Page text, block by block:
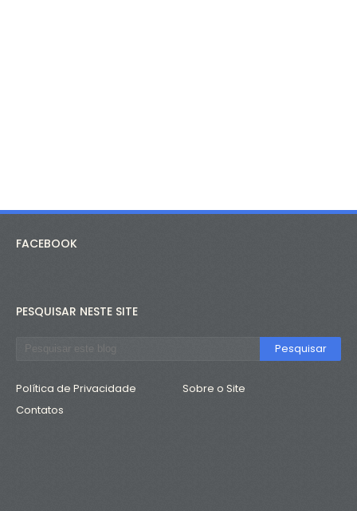
FACEBOOK
PESQUISAR NESTE SITE
Política de Privacidade
Sobre o Site
Contatos